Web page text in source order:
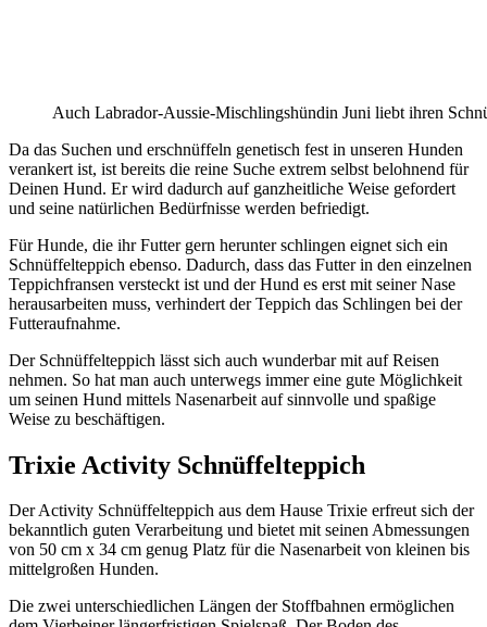
Auch Labrador-Aussie-Mischlingshündin Juni liebt ihren
Da das Suchen und erschnüffeln genetisch fest in unseren Hunden
verankert ist, ist bereits die reine Suche extrem selbst belohnend für
Deinen Hund. Er wird dadurch auf ganzheitliche Weise gefordert
und seine natürlichen Bedürfnisse werden befriedigt.
Für Hunde, die ihr Futter gern herunter schlingen eignet sich ein
Schnüffelteppich ebenso. Dadurch, dass das Futter in den einzelnen
Teppichfransen versteckt ist und der Hund es erst mit seiner Nase
herausarbeiten muss, verhindert der Teppich das Schlingen bei der
Futteraufnahme.
Der Schnüffelteppich lässt sich auch wunderbar mit auf Reisen
nehmen. So hat man auch unterwegs immer eine gute Möglichkeit
um seinen Hund mittels Nasenarbeit auf sinnvolle und spaßige
Weise zu beschäftigen.
Trixie Activity Schnüffelteppich
Der Activity Schnüffelteppich aus dem Hause Trixie erfreut sich der
bekanntlich guten Verarbeitung und bietet mit seinen Abmessungen
von 50 cm x 34 cm genug Platz für die Nasenarbeit von kleinen bis
mittelgroßen Hunden.
Die zwei unterschiedlichen Längen der Stoffbahnen ermöglichen